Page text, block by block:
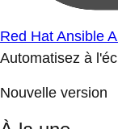
Red Hat Ansible
Automatisez à
Nouvelle version